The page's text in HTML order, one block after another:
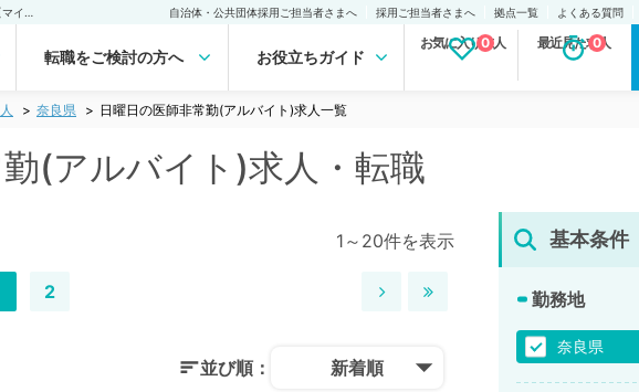
自治体・公共団体採用ご担当者さまへ 採用ご担当者さまへ 拠点一覧 よくある質問
転職をご検討の方へ お役立ちガイド
お気に入り求人
0 最近見た求人
0
奈良県 日曜日の医師非常勤(アルバイト)求人一覧
(アルバイト)求人・転職
1～20件を表示
2
並び順： 新着順
基本条件
勤務地
奈良県